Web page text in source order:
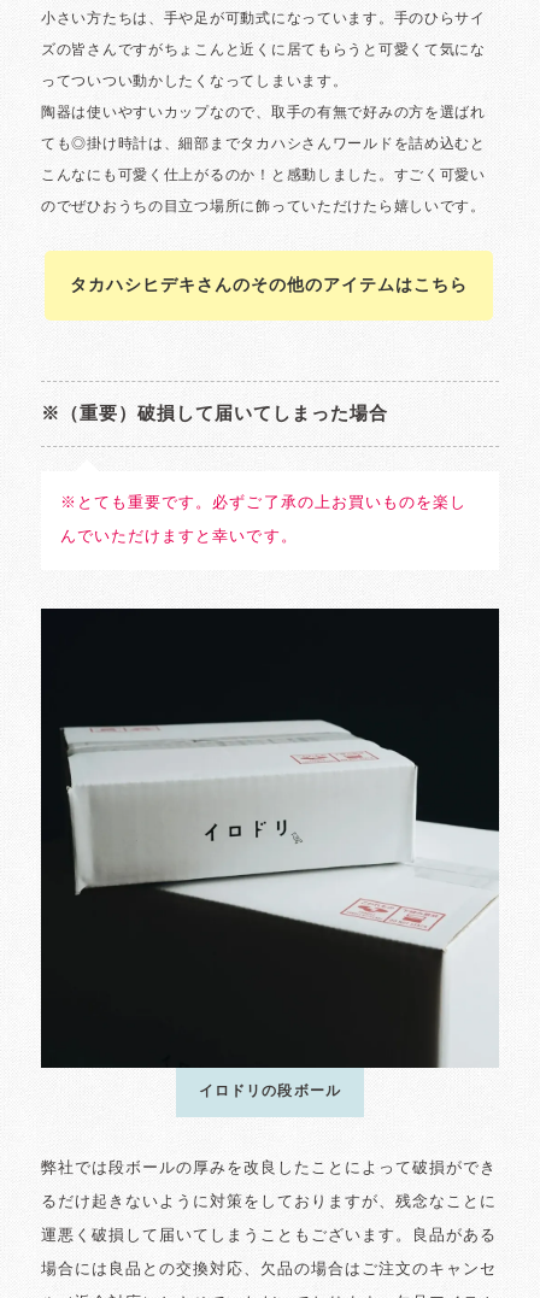
タカハシヒデキさんのその他のアイテムはこちら
※（重要）破損して届いてしまった場合
※とても重要です。必ずご了承の上お買いものを楽し
んでいただけますと幸いです。
イロドリの段ボール
弊社では段ボールの厚みを改良したことによって破損ができ
るだけ起きないように対策をしておりますが、残念なことに
運悪く破損して届いてしまうこともございます。良品がある
場合には良品との交換対応、欠品の場合はご注文のキャンセ